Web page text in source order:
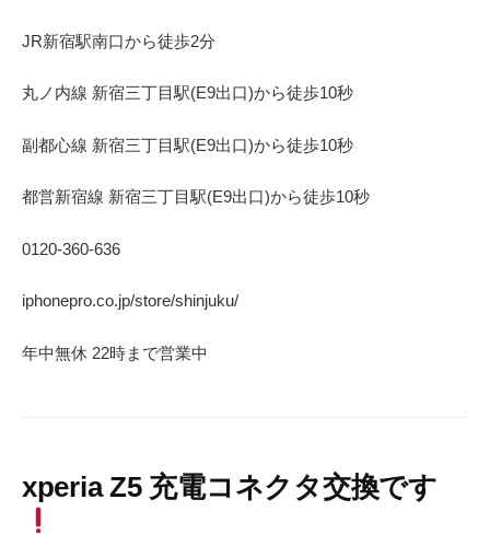
JR新宿駅南口から徒歩2分
丸ノ内線 新宿三丁目駅(E9出口)から徒歩10秒
副都心線 新宿三丁目駅(E9出口)から徒歩10秒
都営新宿線 新宿三丁目駅(E9出口)から徒歩10秒
0120-360-636
iphonepro.co.jp/store/shinjuku/
年中無休 22時まで営業中
xperia Z5 充電コネクタ交換です